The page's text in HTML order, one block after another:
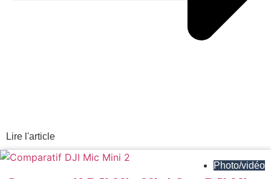
Lire l'article
Photo/vidéo